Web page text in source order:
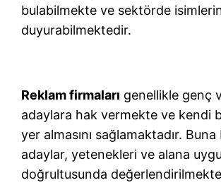
bulabilmekte ve sektörde
duyurabilmektedir.
Reklam firmaları genellikle genç
adaylara hak vermekte ve kendi
yer almasını sağlamaktadır. Buna
adaylar, yetenekleri ve alana
doğrultusunda